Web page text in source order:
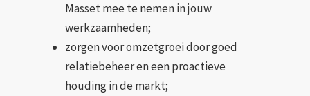
Masset mee te nemen in jouw
werkzaamheden;
zorgen voor omzetgroei door goed
relatiebeheer en een proactieve
houding in de markt;